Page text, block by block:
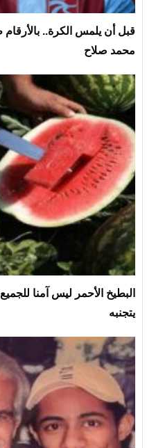
قبل أن يلمس الكرة..
محمد صلاح
البطيخ الأحمر ليس آمنا
يتجنبه